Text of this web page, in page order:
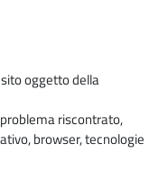
oggetto della
riscontrato,
browser, tecnologie